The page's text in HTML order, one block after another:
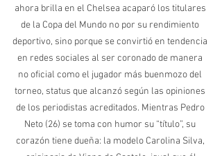
ahora brilla en el Chelsea acaparó los titulares
de la Copa del Mundo no por su rendimiento
deportivo, sino porque se convirtió en tendencia
en redes sociales al ser coronado de manera
no oficial como el jugador más buenmozo del
torneo, status que alcanzó según las opiniones
de los periodistas acreditados. Mientras Pedro
Neto (26) se toma con humor su “título”, su
corazón tiene dueña: la modelo Carolina Silva,